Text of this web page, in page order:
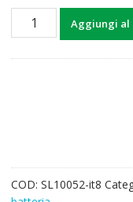
Batteria
Touch,G505s
Touch
Aggiungi
COD: SL10052-it8